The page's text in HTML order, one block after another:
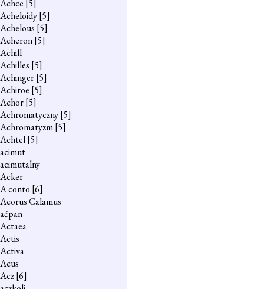
Achce [5]
Acheloidy[5]
Achelous [5]
Acheron[5]
Achill
Achilles [5]
Achinger[5]
Achiroe [5]
Achor[5]
Achromatyczny[5]
Achromatyzm[5]
Achtel[5]
acimut
acimutalny
Acker
A conto [6]
Acorus Calamus
aćpan
Actaea
Actis
Activa
Acus
Acz[6]